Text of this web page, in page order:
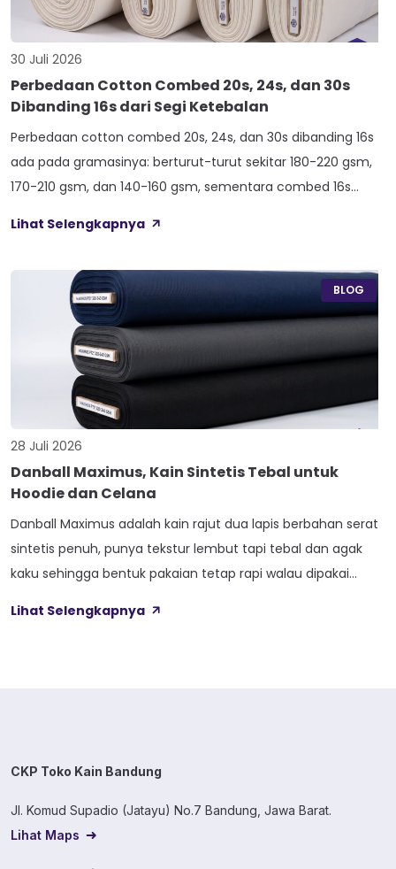
30 Juli 2026
Perbedaan Cotton Combed 20s, 24s, dan 30s
Dibanding 16s dari Segi Ketebalan
Perbedaan cotton combed 20s, 24s, dan 30s dibanding 16s
ada pada gramasinya: berturut-turut sekitar 180-220 gsm,
170-210 gsm, dan 140-160 gsm, sementara combed 16s
satu kaos terasa berat dan kokoh, sedangkan kaos lain
konveksi baru tertukar […]
Lihat Selengkapnya
BLOG
28 Juli 2026
Danball Maximus, Kain Sintetis Tebal untuk
Hoodie dan Celana
Danball Maximus adalah kain rajut dua lapis berbahan serat
sintetis penuh, punya tekstur lembut tapi tebal dan agak
kaku sehingga bentuk pakaian tetap rapi walau dipakai
yaitu Cool Touch, Wicking Process, Anti Bacterial, dan Anti
Lihat Selengkapnya
CKP Toko Kain Bandung
Jl. Komud Supadio (Jatayu) No.7 Bandung, Jawa Barat.
Lihat Maps